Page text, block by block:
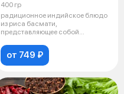
400 гр
радиционное индийское блюдо
из риса басмати,
представляющее собой
от 749 ₽